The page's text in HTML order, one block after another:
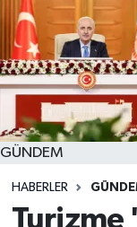
GÜNDEM
HABERLER
Turizme
EKONOMİ
DÜNYA
SPOR
MAGAZİN
YAŞAM
Aydin
Trafik
Süper Lig
Tüm
Son Dakika